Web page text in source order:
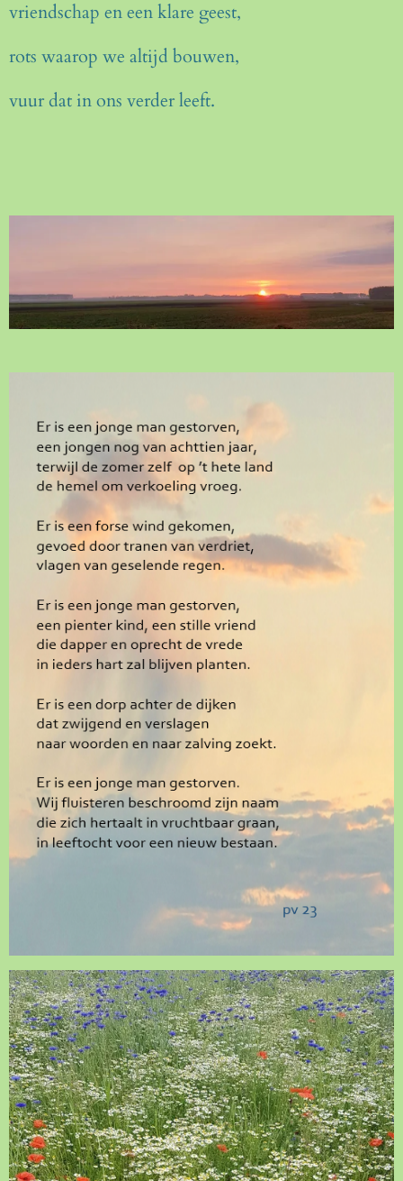
vriendschap en een klare geest,
rots waarop we altijd bouwen,
vuur dat in ons verder leeft.